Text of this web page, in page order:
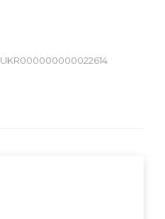
UKR000000000022614